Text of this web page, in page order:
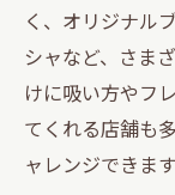
く、オリジナル
シャなど、さま
けに吸い方やフ
てくれる店舗も
ャレンジできます